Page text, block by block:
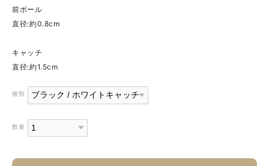
前ボール
直径:約0.8cm
キャッチ
直径:約1.5cm
種類
数量